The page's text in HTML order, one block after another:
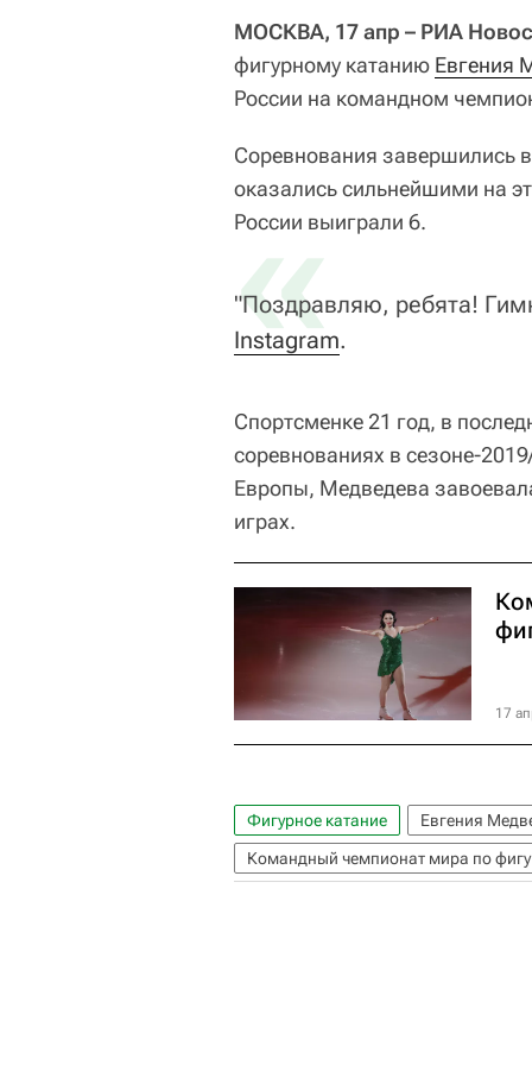
МОСКВА, 17 апр – РИА
фигурному катанию Евгения
России на командном
Соревнования завершились
оказались сильнейшими на
России выиграли 6.
«
"Поздравляю, ребята!
Instagram.
Спортсменке 21 год, в
соревнованиях в сезоне-
Европы, Медведева
играх.
17
Фигурное катание
Евгения
Командный чемпионат мира по